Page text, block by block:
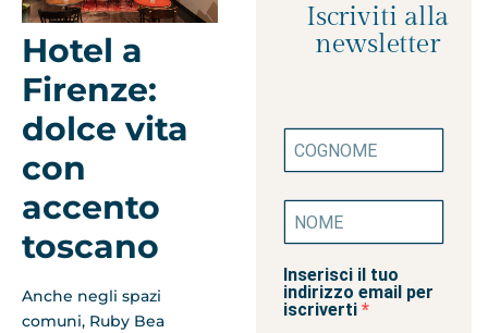
Hotel a
Firenze:
dolce vita
con
accento
toscano
Anche negli spazi
comuni, Ruby Bea
Iscriviti alla
newsletter
Inserisci il tuo
indirizzo email per
iscriverti